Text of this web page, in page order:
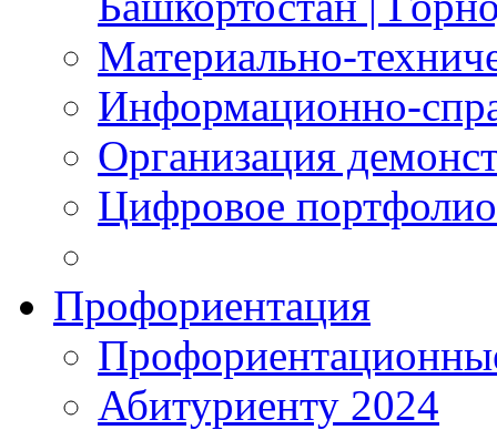
Материально-
Информационно-
Организация
Цифровое портфолио
Профориентация
Абитуриенту 2024